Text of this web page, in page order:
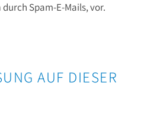
Spam-E-Mails, vor.
AUF DIESER